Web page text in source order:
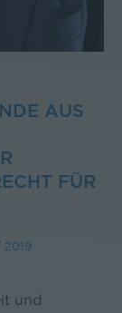
AUS A
FÜR D
2019
und